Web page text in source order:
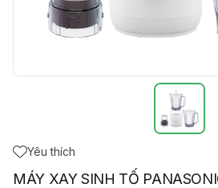
Yêu thích
MÁY XAY SINH TỐ